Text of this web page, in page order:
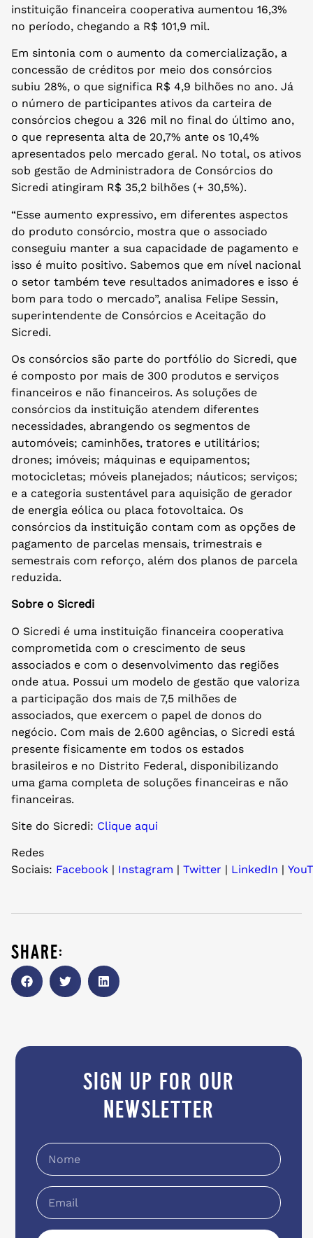
instituição financeira cooperativa aumentou 16,3%
no período, chegando a R$ 101,9 mil.
Em sintonia com o aumento da comercialização, a
concessão de créditos por meio dos consórcios
subiu 28%, o que significa R$ 4,9 bilhões no ano. Já
o número de participantes ativos da carteira de
consórcios chegou a 326 mil no final do último ano,
o que representa alta de 20,7% ante os 10,4%
apresentados pelo mercado geral. No total, os ativos
sob gestão de Administradora de Consórcios do
Sicredi atingiram R$ 35,2 bilhões (+ 30,5%).
“Esse aumento expressivo, em diferentes aspectos
do produto consórcio, mostra que o associado
conseguiu manter a sua capacidade de pagamento e
isso é muito positivo. Sabemos que em nível nacional
o setor também teve resultados animadores e isso é
bom para todo o mercado”, analisa Felipe Sessin,
superintendente de Consórcios e Aceitação do
Sicredi.
Os consórcios são parte do portfólio do Sicredi, que
é composto por mais de 300 produtos e serviços
financeiros e não financeiros. As soluções de
consórcios da instituição atendem diferentes
necessidades, abrangendo os segmentos de
automóveis; caminhões, tratores e utilitários;
drones; imóveis; máquinas e equipamentos;
motocicletas; móveis planejados; náuticos; serviços;
e a categoria sustentável para aquisição de gerador
de energia eólica ou placa fotovoltaica. Os
consórcios da instituição contam com as opções de
pagamento de parcelas mensais, trimestrais e
semestrais com reforço, além dos planos de parcela
reduzida.
Sobre o Sicredi
O Sicredi é uma instituição financeira cooperativa
comprometida com o crescimento de seus
associados e com o desenvolvimento das regiões
onde atua. Possui um modelo de gestão que valoriza
a participação dos mais de 7,5 milhões de
associados, que exercem o papel de donos do
negócio. Com mais de 2.600 agências, o Sicredi está
presente fisicamente em todos os estados
brasileiros e no Distrito Federal, disponibilizando
uma gama completa de soluções financeiras e não
financeiras.
Site do Sicredi: Clique aqui
Redes
Sociais: Facebook | Instagram | Twitter | LinkedIn |
share:
sign up for our
newsletter